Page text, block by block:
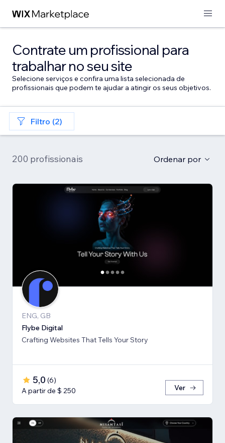
Contrate um profissional para
trabalhar no seu site
Selecione serviços e confira uma lista selecionada de
profissionais que podem te ajudar a atingir os seus objetivos.
Filtro (2)
200 profissionais Ordenar por
ENG, GB
Flybe Digital
Crafting Websites That Tells Your Story
5,0 (6)
A partir de $ 250
Ver